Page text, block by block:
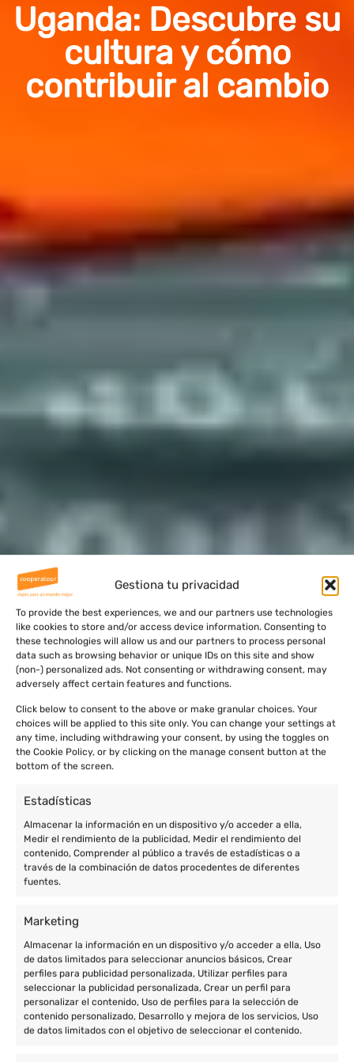
Gestiona tu privacidad
To provide the best experiences, we and our partners use technologies
like cookies to store and/or access device information. Consenting to
these technologies will allow us and our partners to process personal
data such as browsing behavior or unique IDs on this site and show
(non-) personalized ads. Not consenting or withdrawing consent, may
adversely affect certain features and functions.
Click below to consent to the above or make granular choices. Your
choices will be applied to this site only. You can change your settings at
any time, including withdrawing your consent, by using the toggles on
the Cookie Policy, or by clicking on the manage consent button at the
bottom of the screen.
Estadísticas
Almacenar la información en un dispositivo y/o acceder a ella,
Medir el rendimiento de la publicidad, Medir el rendimiento del
contenido, Comprender al público a través de estadísticas o a
través de la combinación de datos procedentes de diferentes
fuentes.
Marketing
Almacenar la información en un dispositivo y/o acceder a ella, Uso
de datos limitados para seleccionar anuncios básicos, Crear
perfiles para publicidad personalizada, Utilizar perfiles para
seleccionar la publicidad personalizada, Crear un perfil para
personalizar el contenido, Uso de perfiles para la selección de
contenido personalizado, Desarrollo y mejora de los servicios, Uso
de datos limitados con el objetivo de seleccionar el contenido.
Uganda: Descubre su
cultura y cómo
contribuir al cambio